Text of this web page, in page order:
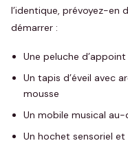
l’identique, prévoyez-en
démarrer :
Une peluche
Un tapis d’éveil avec
mousse
Un mobile musical au-
Un hochet sensoriel